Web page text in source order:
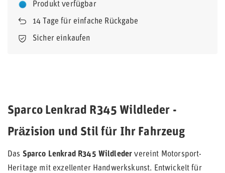
Produkt verfügbar
14 Tage für einfache Rückgabe
Sicher einkaufen
Sparco Lenkrad R345 Wildleder -
Präzision und Stil für Ihr Fahrzeug
Das Sparco Lenkrad R345 Wildleder vereint Motorsport-
Heritage mit exzellenter Handwerkskunst. Entwickelt für